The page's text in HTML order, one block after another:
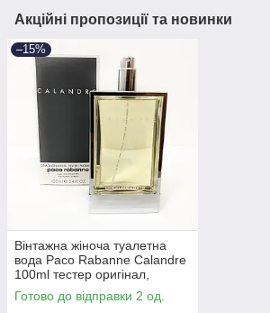
Акційні пропозиції та новинки
–15%
Вінтажна жіноча туалетна
вода Paco Rabanne Calandre
100ml тестер оригінал,
квітковий деревний аромат
Готово до відправки 2 од.